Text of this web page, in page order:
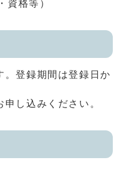
資格等）
。登録期間は登録日か
し込みください。